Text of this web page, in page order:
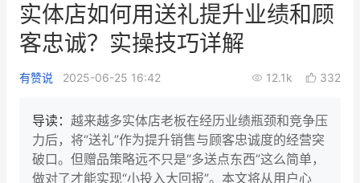
新零售大会 新零售茶会
增长产品指南
智库 产品场景库
实体店如何用送礼提升业绩和顾
客忠诚？实操技巧详解
有赞说 2025-06-25 16:42 12.1k 332
导读： 越来越多实体店老板在经历业绩瓶颈和竞争压
力后，将“送礼”作为提升销售与顾客忠诚度的经营突
破口。但赠品策略远不只是“多送点东西”这么简单，
做对了才能实现“小投入大回报”。本文将从用户心